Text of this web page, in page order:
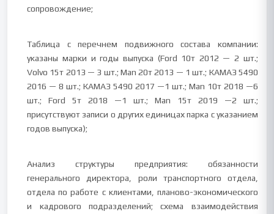
сопровождение;
Таблица с перечнем подвижного состава компании:
указаны марки и годы выпуска (Ford 10т 2012 — 2 шт.;
Volvo 15т 2013 — 3 шт.; Man 20т 2013 — 1 шт.; КАМАЗ 5490
2016 — 8 шт.; КАМАЗ 5490 2017 —1 шт.; Man 10т 2018 —6
шт.; Ford 5т 2018 —1 шт.; Man 15т 2019 —2 шт.;
присутствуют записи о других единицах парка с указанием
годов выпуска);
Анализ структуры предприятия: обязанности
генерального директора, роли транспортного отдела,
отдела по работе с клиентами, планово-экономического
и кадрового подразделений; схема взаимодействия